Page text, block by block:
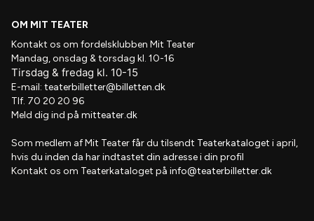
OM MIT TEATER
Kontakt os om fordelsklubben Mit Teater
Mandag, onsdag & torsdag kl. 10-16
Tirsdag & fredag kl. 10-15
E-mail: teaterbilletter@billetten.dk
Tlf. 70 20 20 96
Meld dig ind på mitteater.dk
Som medlem afMit Teaterfår du tilsendt Teaterkataloget i april,
hvis du inden da har indtastet din adresse i din profil
Kontakt os om Teaterkataloget på info@teaterbilletter.dk